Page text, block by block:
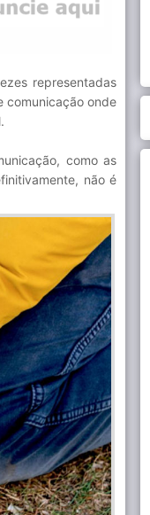
representadas
comunicação onde
como as
não é